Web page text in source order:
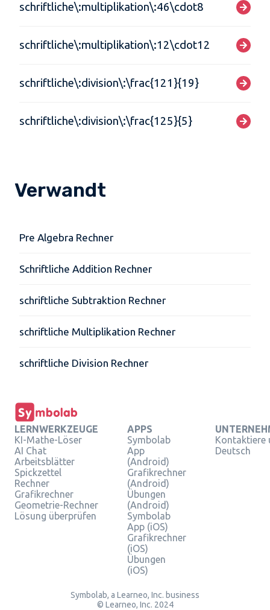
schriftliche\:multiplikation\:46\cdot8
schriftliche\:multiplikation\:12\cdot12
schriftliche\:division\:\frac{121}{19}
schriftliche\:division\:\frac{125}{5}
Verwandt
Pre Algebra Rechner
Schriftliche Addition Rechner
schriftliche Subtraktion Rechner
schriftliche Multiplikation Rechner
schriftliche Division Rechner
LERNWERKZEUGE
KI-Mathe-Löser
AI Chat
Arbeitsblätter
Spickzettel
Rechner
Grafikrechner
Geometrie-Rechner
Lösung überprüfen
APPS
Symbolab
App
(Android)
Grafikrechner
(Android)
Übungen
(Android)
Symbolab
App (iOS)
Grafikrechner
(iOS)
Übungen
(iOS)
Kontaktiere
Deutsch
Symbolab, a Learneo, Inc. business
© Learneo, Inc. 2024